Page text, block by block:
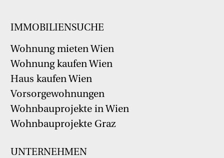
IMMOBILIENSUCHE
Wohnung mieten Wien
Wohnung kaufen Wien
Haus kaufen Wien
Vorsorgewohnungen
Wohnbauprojekte in Wien
Wohnbauprojekte Graz
UNTERNEHMEN